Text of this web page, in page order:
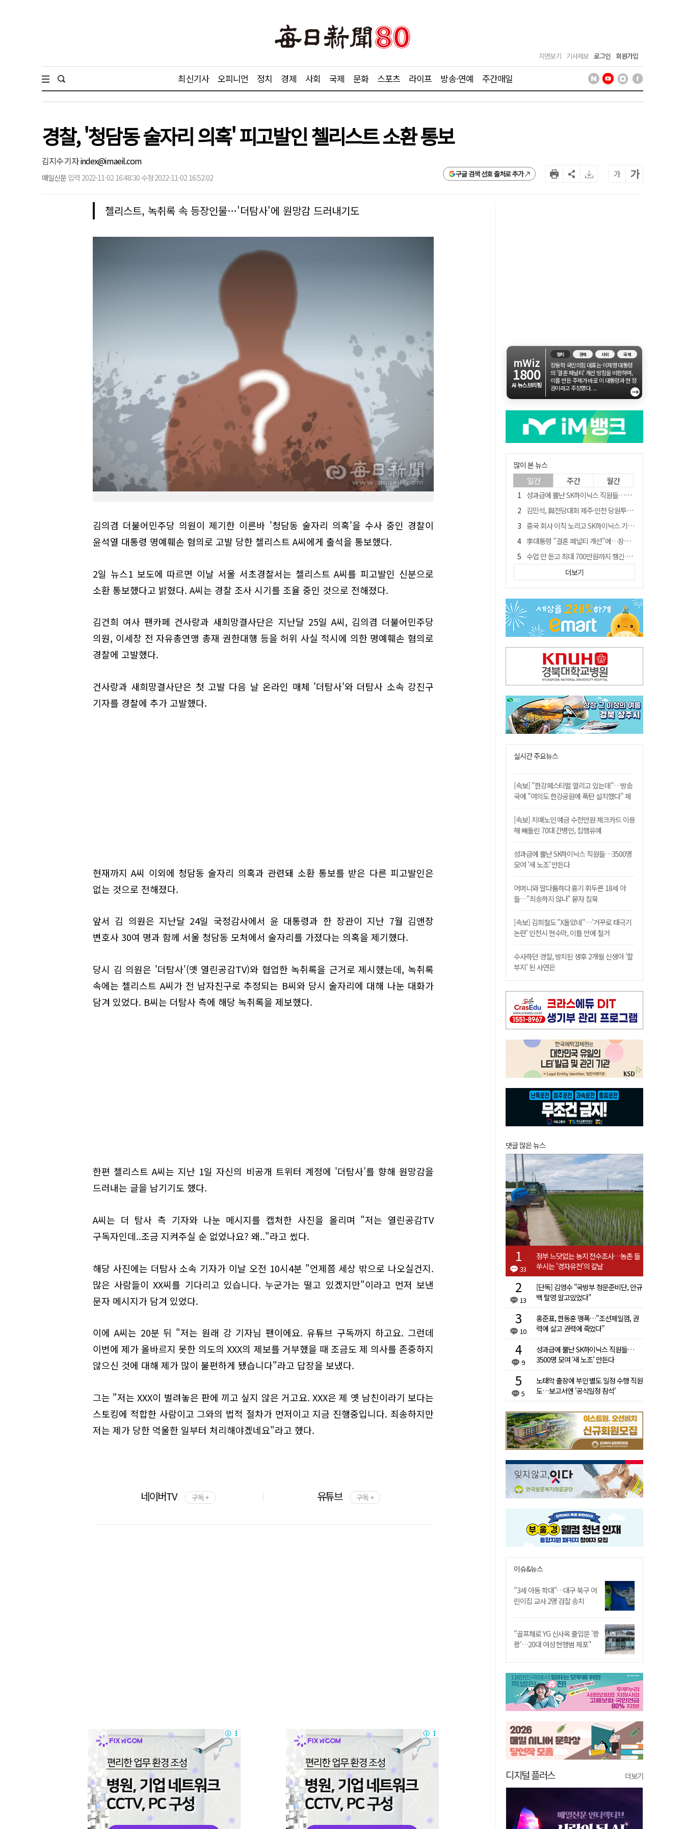
지면보기 기사제보 로그인 회원가입
최신기사 오피니언 정치 경제 사회 국제 문화 스포츠 라이프 방송·연예 주간매일
경찰, '청담동 술자리 의혹' 피고발인 첼리스트 소환 통보
김지수 기자index@imaeil.com
매일신문 입력 2022-11-02 16:48:30 수정 2022-11-02 16:52:02 구글 검색 선호 출처로 추가 가 가
첼리스트, 녹취록 속 등장인물…'더탐사'에 원망감 드러내기도
김의겸 더불어민주당 의원이 제기한 이른바 '청담동 술자리 의혹'을 수사 중인 경찰이
윤석열 대통령 명예훼손 혐의로 고발 당한 첼리스트 A씨에게 출석을 통보했다.
2일 뉴스1 보도에 따르면 이날 서울 서초경찰서는 첼리스트 A씨를 피고발인 신분으로
소환 통보했다고 밝혔다. A씨는 경찰 조사 시기를 조율 중인 것으로 전해졌다.
김건희 여사 팬카페 건사랑과 새희망결사단은 지난달 25일 A씨, 김의겸 더불어민주당
의원, 이세창 전 자유총연맹 총재 권한대행 등을 허위 사실 적시에 의한 명예훼손 혐의로
경찰에 고발했다.
건사랑과 새희망결사단은 첫 고발 다음 날 온라인 매체 '더탐사'와 더탐사 소속 강진구
기자를 경찰에 추가 고발했다.
현재까지 A씨 이외에 청담동 술자리 의혹과 관련돼 소환 통보를 받은 다른 피고발인은
없는 것으로 전해졌다.
앞서 김 의원은 지난달 24일 국정감사에서 윤 대통령과 한 장관이 지난 7월 김앤장
변호사 30여 명과 함께 서울 청담동 모처에서 술자리를 가졌다는 의혹을 제기했다.
당시 김 의원은 '더탐사'(옛 열린공감TV)와 협업한 녹취록을 근거로 제시했는데, 녹취록
속에는 첼리스트 A씨가 전 남자친구로 추정되는 B씨와 당시 술자리에 대해 나눈 대화가
담겨 있었다. B씨는 더탐사 측에 해당 녹취록을 제보했다.
한편 첼리스트 A씨는 지난 1일 자신의 비공개 트위터 계정에 '더탐사'를 향해 원망감을
드러내는 글을 남기기도 했다.
A씨는 더 탐사 측 기자와 나눈 메시지를 캡처한 사진을 올리며 "저는 열린공감TV
구독자인데..조금 지켜주실 순 없었나요? 왜.."라고 썼다.
해당 사진에는 더탐사 소속 기자가 이날 오전 10시4분 "언제쯤 세상 밖으로 나오실건지.
많은 사람들이 XX씨를 기다리고 있습니다. 누군가는 떨고 있겠지만"이라고 먼저 보낸
문자 메시지가 담겨 있었다.
이에 A씨는 20분 뒤 "저는 원래 강 기자님 팬이에요. 유튜브 구독까지 하고요. 그런데
이번에 제가 올바르지 못한 의도의 XXX의 제보를 거부했을 때 조금도 제 의사를 존중하지
않으신 것에 대해 제가 많이 불편하게 됐습니다"라고 답장을 보냈다.
그는 "저는 XXX이 벌려놓은 판에 끼고 싶지 않은 거고요. XXX은 제 옛 남친이라기 보다는
스토킹에 적합한 사람이고 그와의 법적 절차가 먼저이고 지금 진행중입니다. 죄송하지만
저는 제가 당한 억울한 일부터 처리해야겠네요"라고 했다.
네이버TV 구독 + 유튜브 구독 +
mWiz
1800
AI 뉴스브리핑
정치 경제 사회 국제
장동혁 국민의힘 대표는 이재명 대통령
의 '결혼 페널티' 개선 방침을 비판하며,
이를 만든 주체가 바로 이 대통령과 현 정
권이라고 주장했다. ...
→
많이 본 뉴스
일간 주간 월간
성과급에 뿔난 SK하이닉스 직원들…3500명 모여 '새 노조' 만든다
김민석, 與전당대회 제주·인천 당원투표서 승리…누적 득표는 '초박빙'
중국 회사 이직 노리고 SK하이닉스 기밀 빼돌려…결국 실형
李대통령 "결혼 페널티 개선"에…장동혁 "그 페널티 만든 게 이 정권"
수업 안 듣고 최대 700만원까지 챙긴 포항 A대학 '유령 선수' 등 19명 무더기 송치
트럼프 만난 손현보 목사…"현재 자유대한민국 여러 면에서 어려움"
경북 칠곡시니어클럽 커피앤솝 사업단…자개소품 만들기 문화체험 운영
"아버지 외출한 사이"…흉기로 40대母 살해한 고교 자퇴생, 구속 기로에
신축 줄고 리모델링 뜨자…건설업계, 로봇·모듈러로 방향 튼다
더보기
실시간 주요뉴스
[속보] "한강페스티벌 열리고 있는데"…방송
국에 "여의도 한강공원에 폭탄 설치했다" 제
[속보] 치매노인 예금 수천만원 체크카드 이용
해 빼돌린 70대 간병인, 집행유예
성과급에 뿔난 SK하이닉스 직원들…3500명
모여 '새 노조' 만든다
어머니와 말다툼하다 흉기 휘두른 18세 아
들…"죄송하지 않나" 묻자 침묵
[속보] 김희철도 "X돌았네"…'거꾸로 태극기
논란' 인천시 현수막, 이틀 만에 철거
수사하던 경찰, 방치된 생후 2개월 신생아 '할
부지' 된 사연은
댓글 많은 뉴스
33
정부 느닷없는 농지 전수조사…농촌 들
쑤시는 '경자유전'의 칼날
13
[단독] 김영수 "국방부 청문준비단, 안규
백 탈영 알고있었다"
10
홍준표, 한동훈 맹폭…"조선제일껌, 권
력에 살고 권력에 죽었다"
9
성과급에 뿔난 SK하이닉스 직원들…
3500명 모여 '새 노조' 만든다
5
노태악 출장에 부인 별도 일정 수행 직원
도…보고서엔 '공식일정 참석'
이슈&뉴스
"3세 아동 학대"…대구 북구 어
린이집 교사 2명 검찰 송치
"골프채로 YG 신사옥 출입문 '쾅
쾅'…20대 여성 현행범 체포"
디지털 플러스 더보기